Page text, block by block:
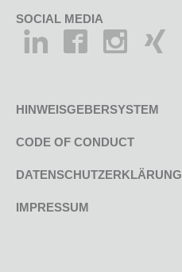
SOCIAL MEDIA
HINWEISGEBERSYSTEM
CODE OF CONDUCT
DATENSCHUTZERKLÄRUNG
IMPRESSUM